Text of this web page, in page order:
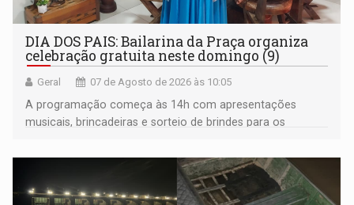
DIA DOS PAIS: Bailarina da Praça organiza
celebração gratuita neste domingo (9)
Geral 07 de Agosto de 2026 às 10:05
A programação começa às 14h com apresentações
musicais, brincadeiras e sorteio de brindes para os
bolo e canto de parabéns dedicado aos pais